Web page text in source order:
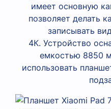
имеет основную
позволяет делать
записывать
4К. Устройство
емкостью 8850
использовать